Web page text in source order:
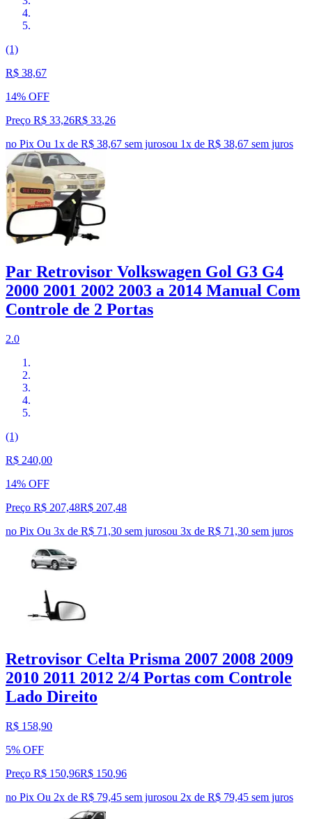
(1)
R$ 38,67
14% OFF
Preço R$ 33,26R$ 33,26
no Pix Ou 1x de R$ 38,67 sem jurosou 1x de R$ 38,67 sem juros
Par Retrovisor Volkswagen Gol G3 G4
2000 2001 2002 2003 a 2014 Manual Com
Controle de 2 Portas
2.0
(1)
R$ 240,00
14% OFF
Preço R$ 207,48R$ 207,48
no Pix Ou 3x de R$ 71,30 sem jurosou 3x de R$ 71,30 sem juros
Retrovisor Celta Prisma 2007 2008 2009
2010 2011 2012 2/4 Portas com Controle
Lado Direito
R$ 158,90
5% OFF
Preço R$ 150,96R$ 150,96
no Pix Ou 2x de R$ 79,45 sem jurosou 2x de R$ 79,45 sem juros